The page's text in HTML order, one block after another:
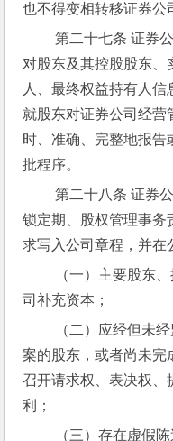
也不得变相转移证券公
第二十七条 证券公司应当加强对股东资质的审查，
对股东及其控股股东、
人、最终权益持有人信
就股东对证券公司经营
时、准确、完整地报告
批程序。
第二十八条 证券公司应当将股东的权利义务、股权
锁定期、股权管理事务
求写入公司章程，并在
司补充资本；
案的股东，或者尚未完
召开请求权、表决权、
利；